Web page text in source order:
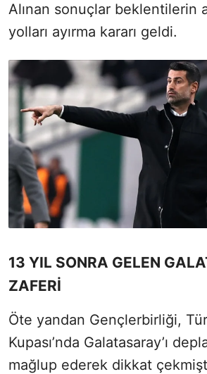
Alınan sonuçlar beklentilerin
yolları ayırma kararı geldi.
13 YIL SONRA GELEN
ZAFERİ
Öte yandan Gençlerbirliği,
Kupası’nda Galatasaray’ı
mağlup ederek dikkat